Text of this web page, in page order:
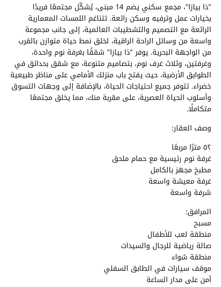
"ذا بيازا"، مجمع سكني يضم 14 مبنى، يُشكّل مجتمعًا فريدًا
بخيارات عمل وترفيه وسكن رائعة. تتناغم اللمسات المعمارية
الرائعة مع التصميم والتشطيبات العالمية، إلى جانب مجموعة
واسعة من وسائل الراحة الراقية، لخلق نمط حياة متوازن بالقرب
من الواجهة البحرية. يوفر "ذا بيازا" شققًا بغرفة نوم واحدة،
وغرفتين، وثلاث غرف نوم، بتصاميم متنوعة، مع شقق بحدائق في
الطوابق الأرضية، حيث يفتح باب منزلك الأمامي على مناظر طبيعية
خضراء. تتوفر جميع احتياجات الحياة، بالإضافة إلى وجهات التسوق
وأسلوب الحياة العصرية، على مقربة منك، مما يخلق مجتمعًا
متكاملًا.
وصف العقار:
٥٢ مترًا مربعًا
غرفة نوم رئيسية مع حمام ملحق
مطبخ مجهز بالكامل
غرفة معيشة واسعة
شرفة واسعة
المرافق:
مسبح
منطقة لعب للأطفال
صالة رياضية للرجال والسيدات
منطقة شواء
موقف سيارات في الطابق السفلي
أمن على مدار الساعة